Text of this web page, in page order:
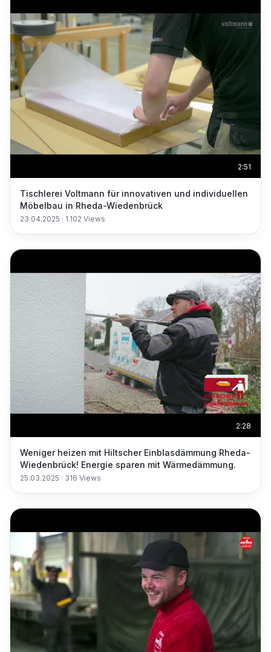
2:51
Tischlerei Voltmann für innovativen und individuellen
Möbelbau in Rheda-Wiedenbrück
23.04.2025 · 1.102 Views
2:28
Weniger heizen mit Hiltscher Einblasdämmung Rheda-
Wiedenbrück! Energie sparen mit Wärmedämmung.
25.03.2025 · 316 Views